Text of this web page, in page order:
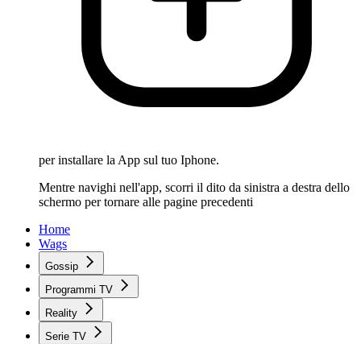
per installare la App sul tuo Iphone.
Mentre navighi nell'app, scorri il dito da sinistra a destra dello
schermo per tornare alle pagine precedenti
Home
Wags
Gossip
Programmi TV
Reality
Serie TV